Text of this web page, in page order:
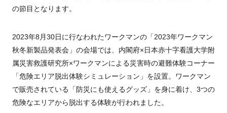
の節目となります。
2023年8月30日に行なわれたワークマンの「2023年ワークマン
秋冬新製品発表会」の会場では、内閣府×日本赤十字看護大学附
属災害救護研究所×ワークマンによる災害時の避難体験コーナー
「危険エリア脱出体験シミュレーション」を設置。ワークマン
で販売されている「防災にも使えるグッズ」を身に着け、3つの
危険なエリアから脱出する体験が行われました。